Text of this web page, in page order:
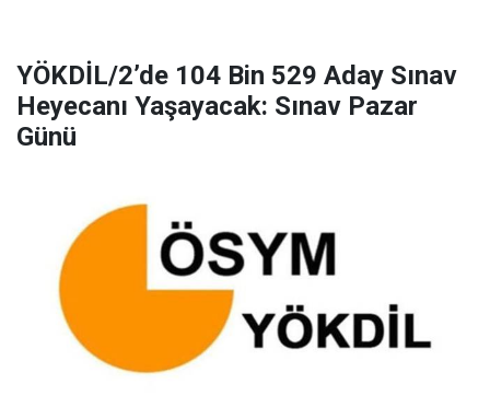
YÖKDİL/2’de 104 Bin 529 Aday Sınav
Heyecanı Yaşayacak: Sınav Pazar
Günü